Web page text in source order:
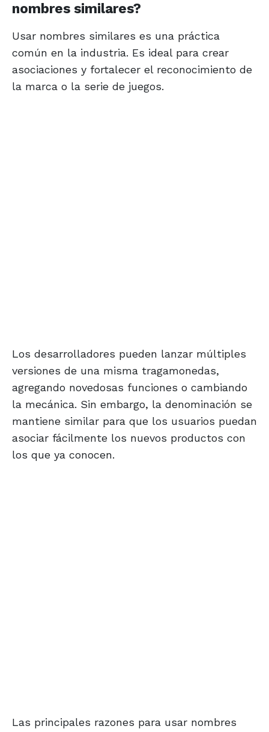
nombres similares?
Usar nombres similares es una práctica
común en la industria. Es ideal para crear
asociaciones y fortalecer el reconocimiento de
la marca o la serie de juegos.
Los desarrolladores pueden lanzar múltiples
versiones de una misma tragamonedas,
agregando novedosas funciones o cambiando
la mecánica. Sin embargo, la denominación se
mantiene similar para que los usuarios puedan
asociar fácilmente los nuevos productos con
los que ya conocen.
Las principales razones para usar nombres